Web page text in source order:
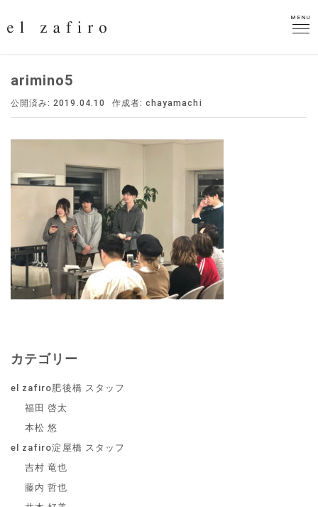
MENU
MENU
arimino5
公開済み: 2019.04.10 作成者:chayamachi
カテゴリー
el zafiro肥後橋 スタッフ
福田 啓太
本松 悠
el zafiro淀屋橋 スタッフ
吉村 竜也
藤内 哲也